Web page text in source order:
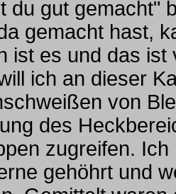
du gut gemacht"
gemacht hast,
ist es und das ist
ich an dieser
von
des
zugreifen.
gehöhrt und